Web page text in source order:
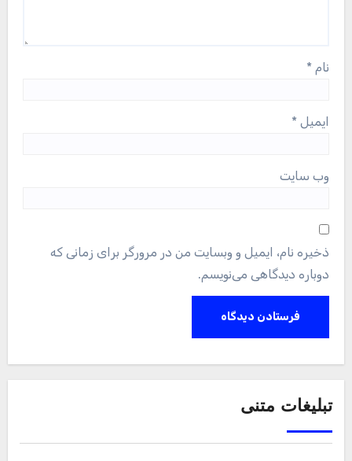
نام *
ایمیل *
وب‌ سایت
ذخیره نام، ایمیل و وبسایت من در مرورگر برای زمانی که
دوباره دیدگاهی می‌نویسم.
تبلیغات متنی